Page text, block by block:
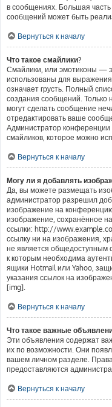
в сообщениях. Большая
сообщений может быть
Вернуться к началу
Что такое смайлики?
Смайлики, или эмотиконы —
использованы для выражения
означает грусть. Полный
создания сообщений. Только
могут сделать сообщение
отредактировать ваше
Администратор конференции
смайликов, которое можно
Вернуться к началу
Могу ли я добавлять
Да, вы можете размещать
администратор разрешил
изображение на
изображение, сохранённое
ссылки: http://
ссылку ни на изображения,
не является общедоступным
к которым необходима
ящики Hotmail или Yahoo,
указания ссылок на
[img].
Вернуться к началу
Что такое важные
Эти объявления содержат
их по возможности. Они
вашем личном разделе.
предоставляются
Вернуться к началу